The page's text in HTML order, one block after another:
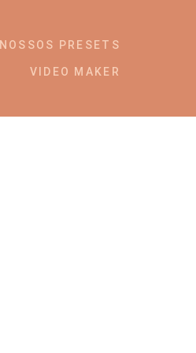
NOSSOS PRESETS
VIDEO MAKER